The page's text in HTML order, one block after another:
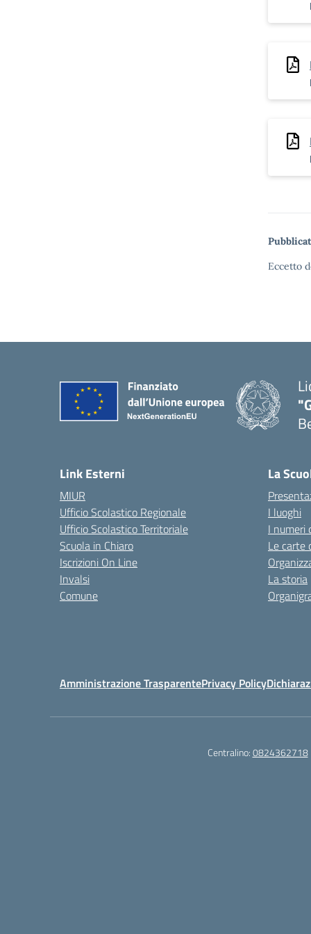
Eccetto
Link Esterni
MIUR
Ufficio Scolastico Regionale
Ufficio Scolastico Territoriale
Scuola in Chiaro
Iscrizioni On Line
Invalsi
Comune
La
I luoghi
I numeri
Le carte
La storia
Amministrazione TrasparentePrivacy Policy
Centralino:0824362718